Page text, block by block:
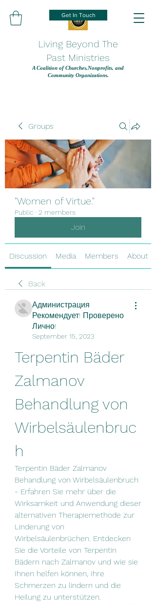
Living Beyond The
Past Ministries
A Coalition of Churches,Nonprofits, and
Community Organizations.
Get In Touch
Groups
"Women of Virtue."
Public · 2 members
Join
Discussion Media Members About
Back
Администрация
Рекомендует! Проверено
Лично!
September 15, 2023
Terpentin Bäder
Zalmanov
Behandlung von
Wirbelsäulenbruc
h
Terpentin Bäder Zalmanov
Behandlung von Wirbelsäulenbruch
- Erfahren Sie mehr über die
Wirksamkeit und Anwendung dieser
alternativen Therapiemethode zur
Linderung von
Wirbelsäulenbrüchen. Entdecken
Sie die Vorteile von Terpentin
Bädern nach Zalmanov und wie sie
Ihnen helfen können, Ihre
Schmerzen zu lindern und die
Heilung zu unterstützen.